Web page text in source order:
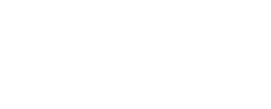
zu
zu erstellen
registrieren,